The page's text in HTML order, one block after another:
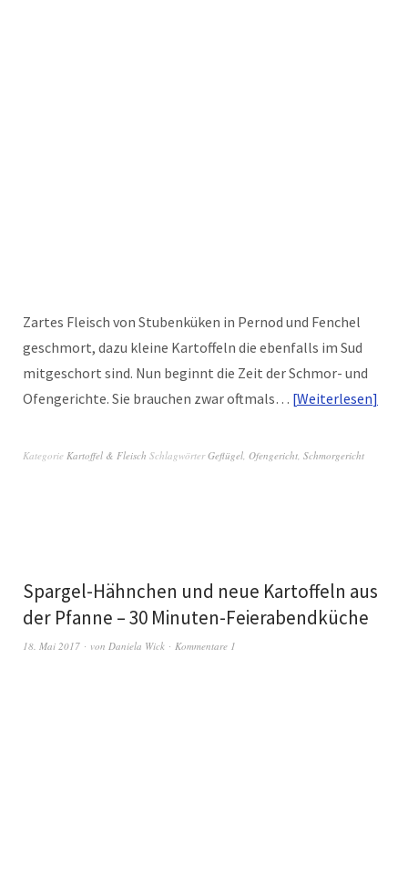
Zartes Fleisch von Stubenküken in Pernod und Fenchel
geschmort, dazu kleine Kartoffeln die ebenfalls im Sud
mitgeschort sind. Nun beginnt die Zeit der Schmor- und
Ofengerichte. Sie brauchen zwar oftmals… Weiterlesen
Kategorie Kartoffel & Fleisch SchlagwörterGeflügel, Ofengericht, Schmorgericht
Spargel-Hähnchen und neue Kartoffeln aus
der Pfanne – 30 Minuten-Feierabendküche
18. Mai 2017 von Daniela Wick Kommentare 1